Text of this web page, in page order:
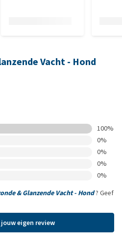
Vacht - Hond
100%
0%
0%
0%
0%
& Glanzende Vacht - Hond? Geef
eigen review